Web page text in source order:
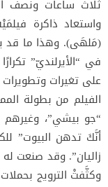
ثلاث ساعات ونصف
واستعاد ذاكرة
(مَلهَى). وهذا ما قد
في “الأيرلنديّ”
على تغيرات
الفيلم من بطولة
“جو بيشي”،
أنَّكَ تدهن البيوت”
زاليان”. وقد صنعت له
وكثَّفتْ الترويج